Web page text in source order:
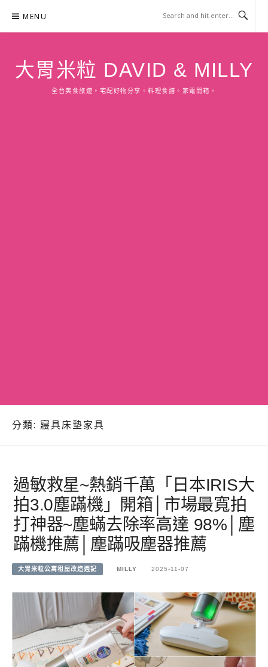
content
MENU
大胃米粒 DAVID & MILLY
全台美食旅遊。宅配好物分享。料理食譜。家電開箱。
分類: 寢具床墊家具
過敏救星~熱銷千萬「日本IRIS大
拍3.0塵蹣機」開箱│市場最寬拍
打神器~塵蟎去除率高達 98%│塵
蹣機推薦│塵蹣吸塵器推薦
大胃米粒公寓租屋改造週記 MILLY 2025-11-07